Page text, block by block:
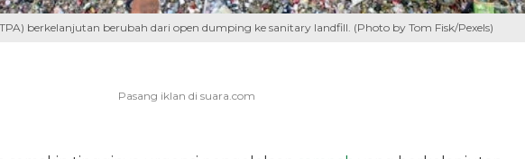
berkelanjutan berubah dari open dumping ke sanitary landfill. (Photo by Tom Fisk/Pexels)